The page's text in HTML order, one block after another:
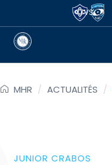
VS
MHR / ACTUALITÉS /
JUNIOR CRABOS